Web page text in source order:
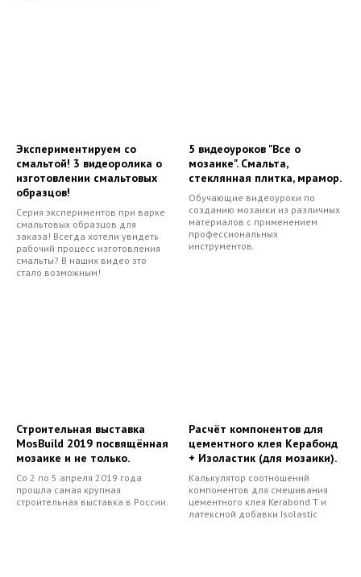
Экспериментируем со
смальтой! 3 видеоролика о
изготовлении смальтовых
образцов!
Серия экспериментов при варке
смальтовых образцов для
заказа! Всегда хотели увидеть
рабочий процесс изготовления
смальты? В наших видео это
стало возможным!
5 видеоуроков "Все о
мозаике". Смальта,
стеклянная плитка, мрамор.
Обучающие видеоуроки по
созданию мозаики из различных
материалов с применением
профессиональных
инструментов.
Строительная выставка
MosBuild 2019 посвящённая
мозаике и не только.
Со 2 по 5 апреля 2019 года
прошла самая крупная
строительная выставка в России.
Расчёт компонентов для
цементного клея Керабонд
+ Изоластик (для мозаики).
Калькулятор соотношений
компонентов для смешивания
цементного клея Kerabond T и
латексной добавки Isolastic